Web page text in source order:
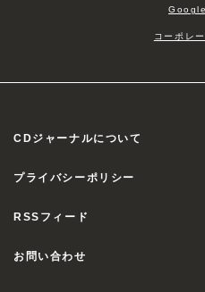
コーポレ
CDジャーナルについて
プライバシーポリシー
RSSフィード
お問い合わせ